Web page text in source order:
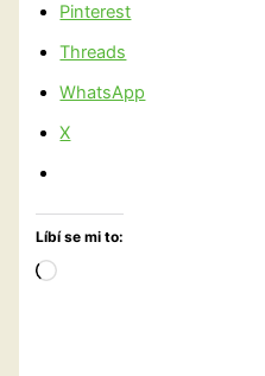
Pinterest
Threads
WhatsApp
X
Líbí se mi to:
Načítání…